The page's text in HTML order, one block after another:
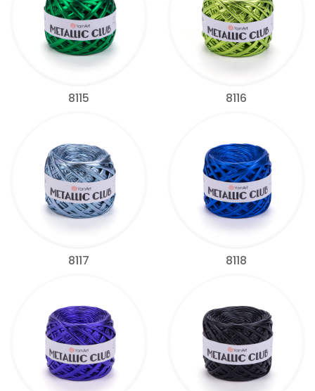
8115 8116
8117 8118